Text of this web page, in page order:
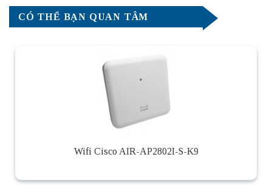
CÓ THỂ BẠN QUAN TÂM
Wifi Cisco AIR-AP2802I-S-K9